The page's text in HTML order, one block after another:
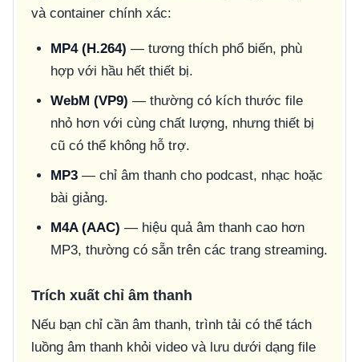
và container chính xác:
MP4 (H.264) — tương thích phổ biến, phù
hợp với hầu hết thiết bị.
WebM (VP9) — thường có kích thước file
nhỏ hơn với cùng chất lượng, nhưng thiết bị
cũ có thể không hỗ trợ.
MP3— chỉ âm thanh cho podcast, nhạc hoặc
bài giảng.
M4A (AAC) — hiệu quả âm thanh cao hơn
MP3, thường có sẵn trên các trang streaming.
Trích xuất chỉ âm thanh
Nếu bạn chỉ cần âm thanh, trình tải có thể tách
luồng âm thanh khỏi video và lưu dưới dạng file